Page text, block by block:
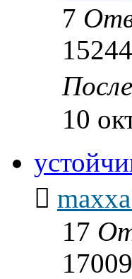
7
15244
10
17
17009